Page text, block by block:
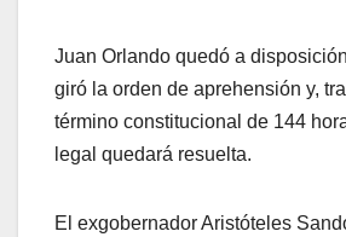
Juan Orlando quedó a
giró la orden de aprehensión y,
término constitucional de 144
legal quedará resuelta.
El exgobernador Aristóteles